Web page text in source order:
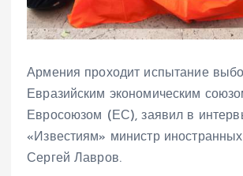
Армения проходит испытание
Евразийским экономическим
Евросоюзом (ЕС), заявил в
«Известиям» министр
Сергей Лавров.